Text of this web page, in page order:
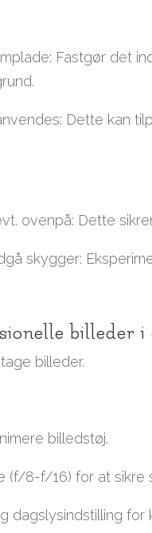
Fastgør det
Dette kan
ovenpå: Dette
skygger:
billeder i
billeder.
billedstøj.
8-f/16) for at sikre
dagslysindstilling